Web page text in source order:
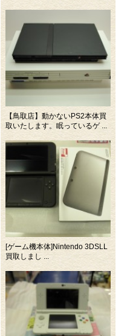
【鳥取店】動かないPS2本体買
取いたします。眠っているゲ ...
[ゲーム機本体]Nintendo 3DSLL
買取しまし ...